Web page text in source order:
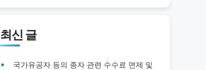
최신 글
국가유공자 등의 종자 관련 수수료 면제 및